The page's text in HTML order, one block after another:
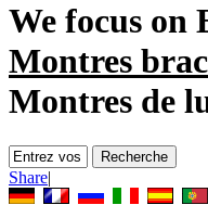
We focus on
Montres
Montres de
Share|